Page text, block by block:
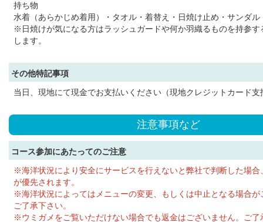
持ち物
水着（あらかじめ着用）・タオル・着替え・日焼け止め・サンダル
※日焼けが気になる方はラッシュガードや何か羽織るものを持参す
します。
その他特記事項
当日、現地にて現金でお支払いください（現地クレジットカード支
注意事項など
コース参加にあたってのご注意
※海洋状況により安全にサービスを行えないと弊社で判断した場合
が優先されます。
※海洋状況によってはメニューの変更、もしくは中止となる場合が
ご了承下さい。
※ウミガメをご覧いただけない場合でも返金はございません。ご了